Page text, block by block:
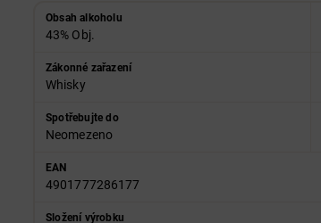
Obsah alkoholu
43% Obj.
Zákonné zařazení
Whisky
Spotřebujte do
Neomezeno
EAN
4901777286177
Složení výrobku